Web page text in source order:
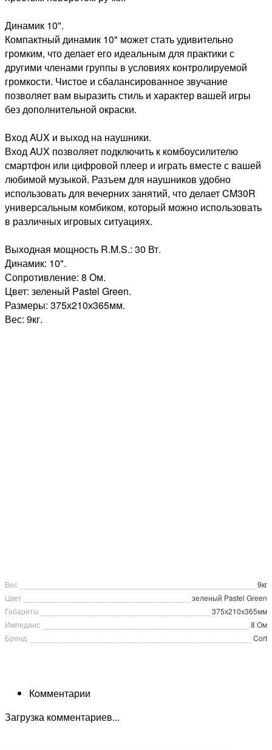
Динамик 10".
Компактный динамик 10" может стать удивительно
громким, что делает его идеальным для практики с
другими членами группы в условиях контролируемой
громкости. Чистое и сбалансированное звучание
позволяет вам выразить стиль и характер вашей игры
без дополнительной окраски.
Вход AUX и выход на наушники.
Вход AUX позволяет подключить к комбоусилителю
смартфон или цифровой плеер и играть вместе с вашей
любимой музыкой. Разъем для наушников удобно
использовать для вечерних занятий, что делает CM30R
универсальным комбиком, который можно использовать
в различных игровых ситуациях.
Выходная мощность R.M.S.: 30 Вт.
Динамик: 10".
Сопротивление: 8 Ом.
Цвет: зеленый Pastel Green.
Размеры: 375х210х365мм.
Вес: 9кг.
Вес
9кг
Цвет
зеленый Pastel Green
Габариты
375х210х365мм
Импеданс
8 Ом
Бренд
Cort
Комментарии
Загрузка комментариев...